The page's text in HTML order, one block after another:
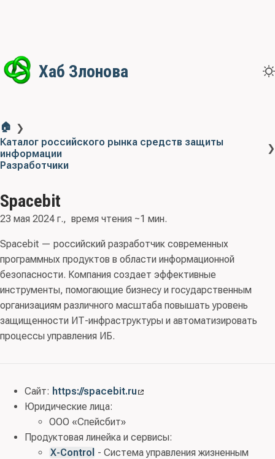
Хаб Злонова
🏠 ❯
Каталог российского рынка средств защиты
информации
❯
Разработчики
Spacebit
23 мая 2024 г. время чтения ~1 мин.
Spacebit — российский разработчик современных
программных продуктов в области информационной
безопасности. Компания создает эффективные
инструменты, помогающие бизнесу и государственным
организациям различного масштаба повышать уровень
защищенности ИТ-инфраструктуры и автоматизировать
процессы управления ИБ.
Сайт: https://spacebit.ru
Юридические лица:
ООО «Спейсбит»
Продуктовая линейка и сервисы:
X-Сontrol - Система управления жизненным